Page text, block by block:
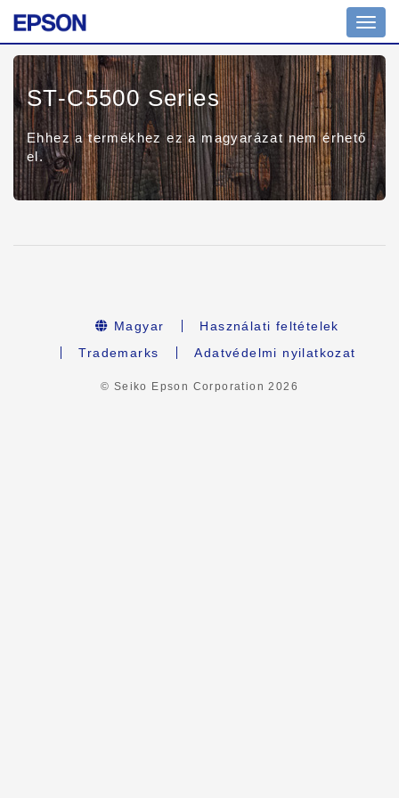
ST-C5500 Series
Ehhez a termékhez ez a magyarázat nem érhető
el.
Magyar
Használati feltételek
Trademarks
Adatvédelmi nyilatkozat
© Seiko Epson Corporation2026